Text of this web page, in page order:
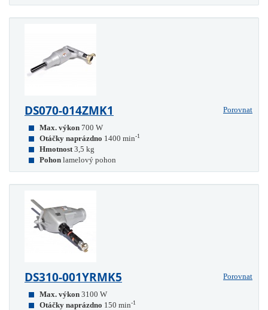
DS070-014ZMK1
Porovnat
Max. výkon 700 W
Otáčky naprázdno 1400 min-1
Hmotnost 3,5 kg
Pohon lamelový pohon
DS310-001YRMK5
Porovnat
Max. výkon 3100 W
Otáčky naprázdno 150 min-1